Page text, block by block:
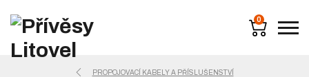
0
PROPOJOVACÍ KABELY A PŘÍSLUŠENSTVÍ